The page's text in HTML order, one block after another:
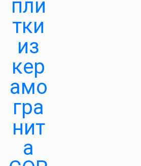
пли
тки
из
кер
амо
гра
нит
а